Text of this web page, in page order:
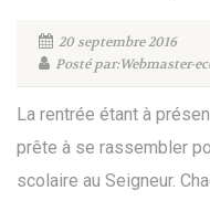
20 septembre 2016
Posté par:Webmaster-
La rentrée étant à
prête à se rassembler
scolaire au Seigneur.